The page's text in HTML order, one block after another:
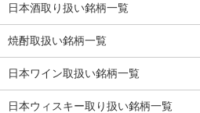
日本酒取り扱い銘柄一覧
焼酎取扱い銘柄一覧
日本ワイン取扱い銘柄一覧
日本ウィスキー取り扱い銘柄一覧